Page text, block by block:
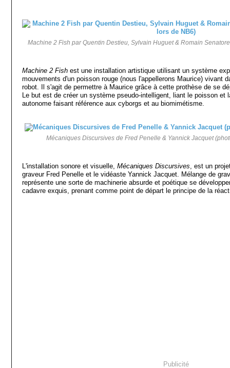
Machine 2 Fish par Quentin Destieu, Sylvain Huguet & Romain
Machine 2 Fish est une installation artistique utilisant un système
mouvements d'un poisson rouge (nous l'appellerons Maurice) vivant
robot. Il s'agit de permettre à Maurice grâce à cette prothèse de se
Le but est de créer un système pseudo-intelligent, liant le poisson et
autonome faisant référence aux cyborgs et au biomimétisme.
Mécaniques Discursives de Fred Penelle & Yannick Jacquet
L'installation sonore et visuelle, Mécaniques Discursives, est un
graveur Fred Penelle et le vidéaste Yannick Jacquet. Mélange de
représente une sorte de machinerie absurde et poétique se
cadavre exquis, prenant comme point de départ le principe de la
Publicité